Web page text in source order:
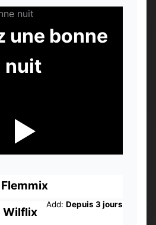
une bonne
nuit
Flemmix
Add: Depuis 3 jours
Wilflix